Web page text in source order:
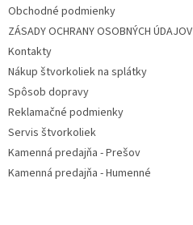
Obchodné podmienky
ZÁSADY OCHRANY OSOBNÝCH ÚDAJOV
Kontakty
Nákup štvorkoliek na splátky
Spôsob dopravy
Reklamačné podmienky
Servis štvorkoliek
Kamenná predajňa - Prešov
Kamenná predajňa - Humenné